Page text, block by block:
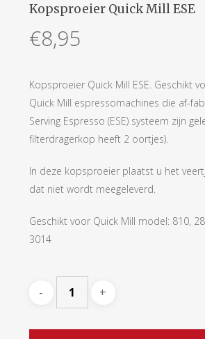
Kopsproeier Quick Mill ESE
€8,95
Kopsproeier Quick Mill ESE. Geschikt
Quick Mill espressomachines die af-
Serving Espresso (ESE) systeem zijn
filterdragerkop heeft 2 oortjes).
In deze kopsproeier plaatst u het
dat niet wordt meegeleverd.
Geschikt voor Quick Mill model: 810,
3014